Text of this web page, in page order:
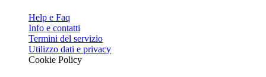
Help e Faq
Info e contatti
Termini del servizio
Utilizzo dati e privacy
Cookie Policy